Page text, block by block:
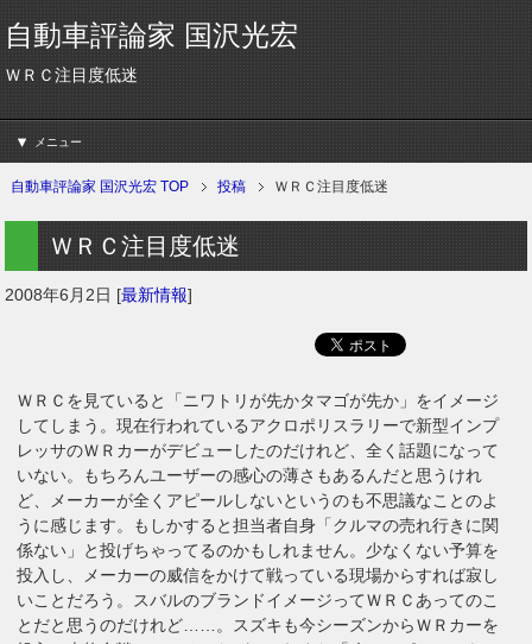
自動車評論家 国沢光宏
ＷＲＣ注目度低迷
メニュー
自動車評論家 国沢光宏 TOP 投稿 ＷＲＣ注目度低迷
ＷＲＣ注目度低迷
2008年6月2日 [最新情報]
ＷＲＣを見ていると「ニワトリが先かタマゴが先か」をイメージ
してしまう。現在行われているアクロポリスラリーで新型インプ
レッサのＷＲカーがデビューしたのだけれど、全く話題になって
いない。もちろんユーザーの感心の薄さもあるんだと思うけれ
ど、メーカーが全くアピールしないというのも不思議なことのよ
うに感じます。もしかすると担当者自身「クルマの売れ行きに関
係ない」と投げちゃってるのかもしれません。少なくない予算を
投入し、メーカーの威信をかけて戦っている現場からすれば寂し
いことだろう。スバルのブランドイメージってＷＲＣあってのこ
とだと思うのだけれど……。スズキも今シーズンからＷＲカーを